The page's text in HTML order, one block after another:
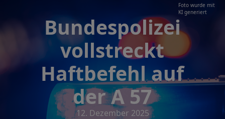
Foto wurde mit
KI generiert
Bundespolizei
vollstreckt
Haftbefehl auf
der A 57
12. Dezember 2025